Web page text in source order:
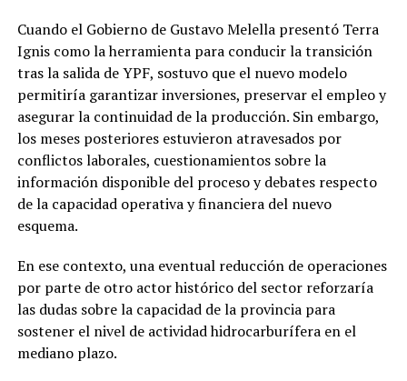
Cuando el Gobierno de Gustavo Melella presentó Terra
Ignis como la herramienta para conducir la transición
tras la salida de YPF, sostuvo que el nuevo modelo
permitiría garantizar inversiones, preservar el empleo y
asegurar la continuidad de la producción. Sin embargo,
los meses posteriores estuvieron atravesados por
conflictos laborales, cuestionamientos sobre la
información disponible del proceso y debates respecto
de la capacidad operativa y financiera del nuevo
esquema.
En ese contexto, una eventual reducción de operaciones
por parte de otro actor histórico del sector reforzaría
las dudas sobre la capacidad de la provincia para
sostener el nivel de actividad hidrocarburífera en el
mediano plazo.